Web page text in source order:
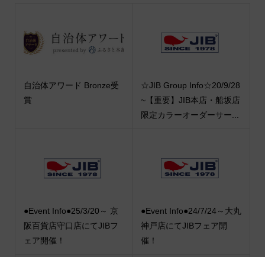
自治体アワード Bronze受
賞
☆JIB Group Info☆20/9/28
~【重要】JIB本店・船坂店
限定カラーオーダーサー...
●Event Info●25/3/20～ 京
阪百貨店守口店にてJIBフ
ェア開催！
●Event Info●24/7/24～大丸
神戸店にてJIBフェア開
催！